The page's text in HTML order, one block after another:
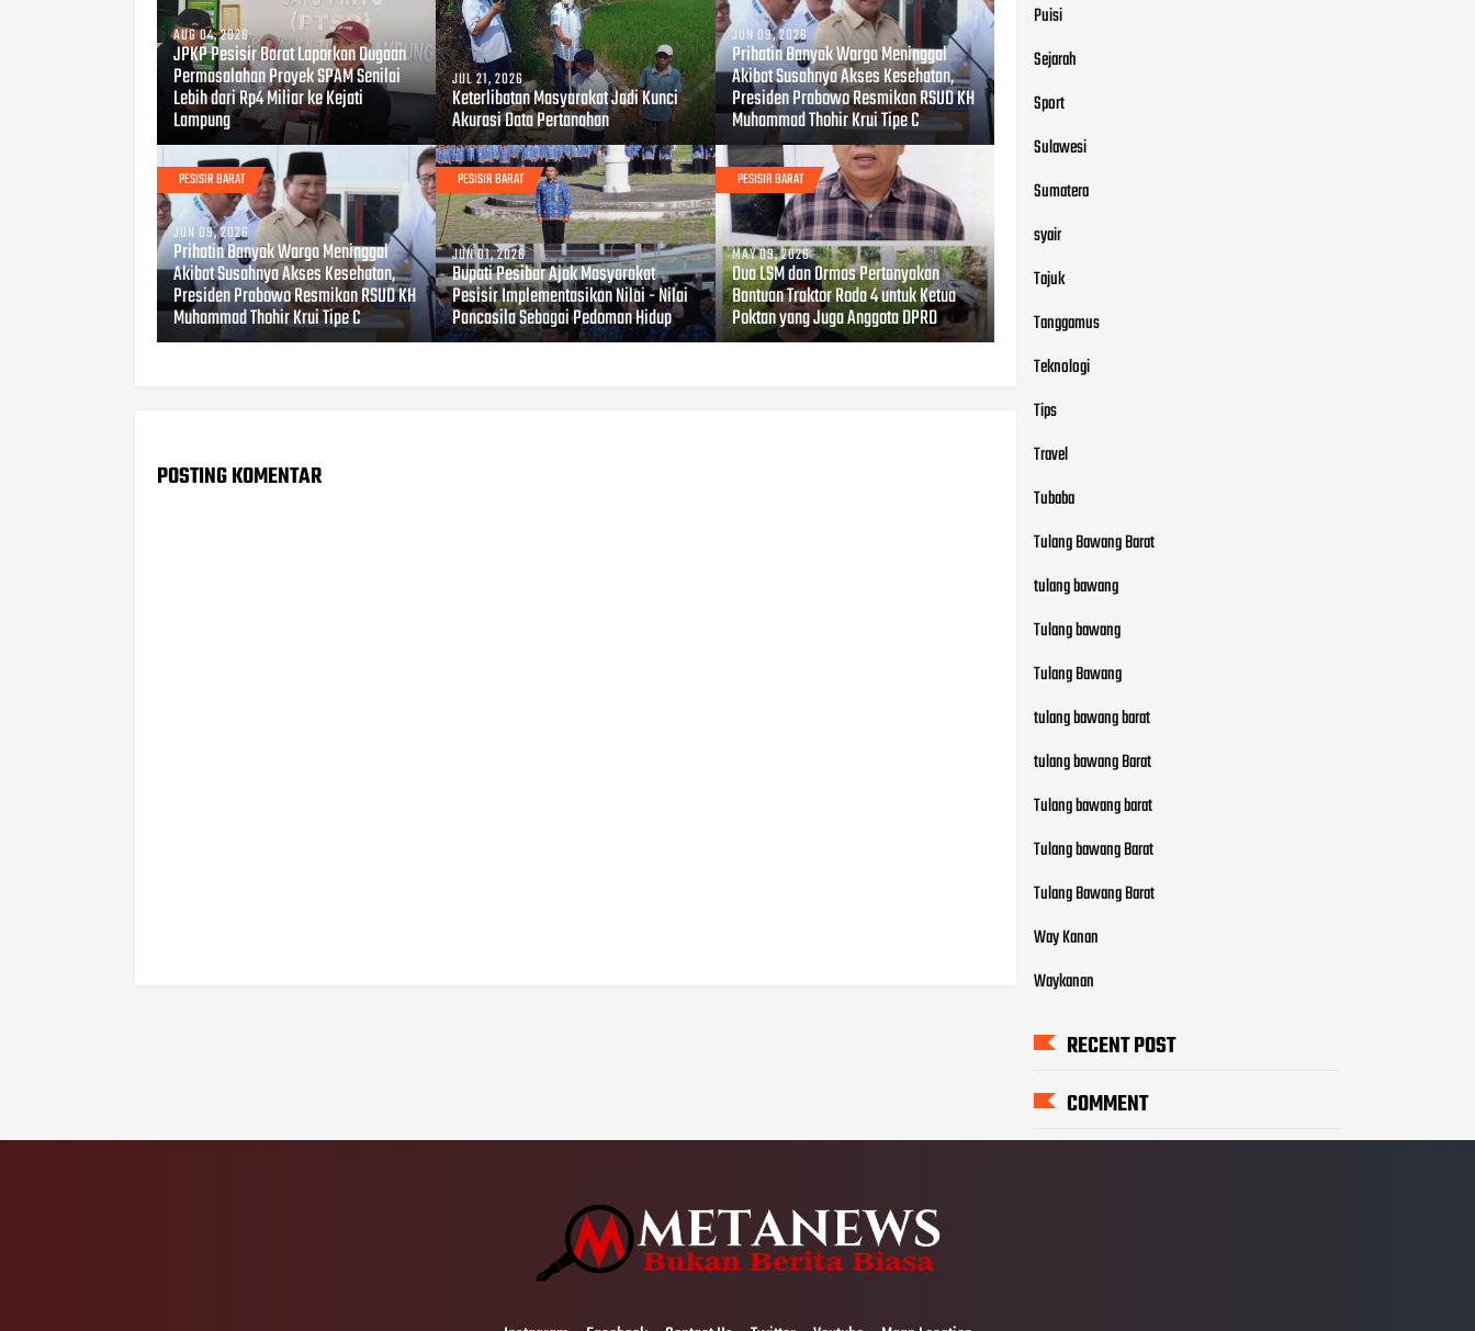
AUG 04, 2026
JPKP Pesisir Barat Laporkan Dugaan
Permasalahan Proyek SPAM Senilai
Lebih dari Rp4 Miliar ke Kejati
Lampung
JUL 21, 2026
Keterlibatan Masyarakat Jadi Kunci
Akurasi Data Pertanahan
JUN 09, 2026
Prihatin Banyak Warga Meninggal
Akibat Susahnya Akses Kesehatan,
Presiden Prabowo Resmikan RSUD KH
Muhammad Thohir Krui Tipe C
PESISIR BARAT
JUN 09, 2026
Prihatin Banyak Warga Meninggal
Akibat Susahnya Akses Kesehatan,
Presiden Prabowo Resmikan RSUD KH
Muhammad Thohir Krui Tipe C
PESISIR BARAT
JUN 01, 2026
Bupati Pesibar Ajak Masyarakat
Pesisir Implementasikan Nilai - Nilai
Pancasila Sebagai Pedoman Hidup
PESISIR BARAT
MAY 09, 2026
Dua LSM dan Ormas Pertanyakan
Bantuan Traktor Roda 4 untuk Ketua
Poktan yang Juga Anggota DPRD
POSTING KOMENTAR
Puisi
Sejarah
Sport
Sulawesi
Sumatera
syair
Tajuk
Tanggamus
Teknologi
Tips
Travel
Tubaba
Tulang Bawang Barat
tulang bawang
Tulang bawang
Tulang Bawang
tulang bawang barat
tulang bawang Barat
Tulang bawang barat
Tulang bawang Barat
Tulang Bawang Barat
Way Kanan
Waykanan
RECENT POST
COMMENT